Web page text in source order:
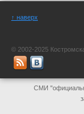
↑ наверх
© 2002-2025
СМИ